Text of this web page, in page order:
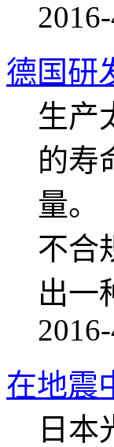
德国研
生产
的寿
量。
不合
出一
在地震
日本